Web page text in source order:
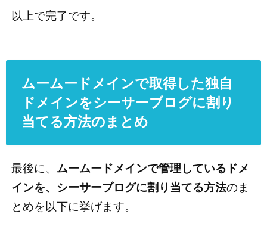
以上で完了です。
ムームードメインで取得した独自
ドメインをシーサーブログに割り
当てる方法のまとめ
最後に、 ムームードメインで管理しているドメ
インを、シーサーブログに割り当てる方法のま
とめを以下に挙げます。